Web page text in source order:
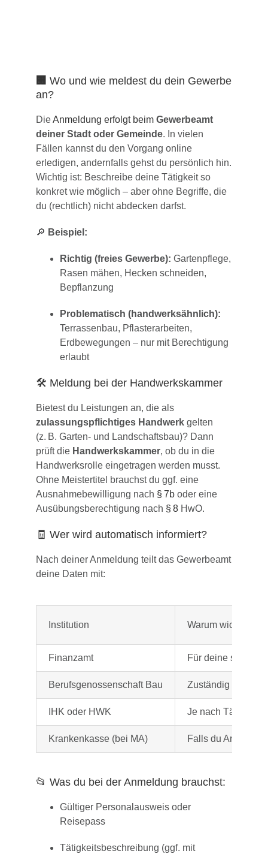
🏢 Wo und wie meldest du dein Gewerbe
an?
DieAnmeldung erfolgt beim Gewerbeamt
deiner Stadt oder Gemeinde. In vielen
Fällen kannst du den Vorgang online
erledigen, andernfalls gehst du persönlich hin.
Wichtig ist: Beschreibe deine Tätigkeit so
konkret wie möglich – aber ohne Begriffe, die
du (rechtlich) nicht abdecken darfst.
🔎 Beispiel:
Richtig (freies Gewerbe): Gartenpflege,
Rasen mähen, Hecken schneiden,
Bepflanzung
Problematisch (handwerksähnlich):
Terrassenbau, Pflasterarbeiten,
Erdbewegungen – nur mit Berechtigung
erlaubt
🛠️ Meldung bei der Handwerkskammer
Bietest du Leistungen an, die als
zulassungspflichtiges Handwerk gelten
(z. B. Garten- und Landschaftsbau)? Dann
prüft die Handwerkskammer, ob du in die
Handwerksrolle eingetragen werden musst.
Ohne Meistertitel brauchst du ggf. eine
Ausnahmebewilligung nach § 7b oder eine
Ausübungsberechtigung nach § 8 HwO.
🧾 Wer wird automatisch informiert?
Nach deiner Anmeldung teilt das Gewerbeamt
deine Daten mit:
Institution Warum wichtig?
Finanzamt Für deine
Berufsgenossenschaft Bau Zuständig für die
IHK oder HWK Je nach Tätigkeit
Krankenkasse (bei MA) Falls du
📂 Was du bei der Anmeldung brauchst:
Gültiger Personalausweis oder
Reisepass
Tätigkeitsbeschreibung (ggf. mit